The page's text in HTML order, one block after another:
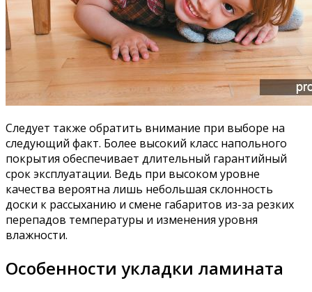
Следует также обратить внимание при выборе на
следующий факт. Более высокий класс напольного
покрытия обеспечивает длительный гарантийный
срок эксплуатации. Ведь при высоком уровне
качества вероятна лишь небольшая склонность
доски к рассыханию и смене габаритов из-за резких
перепадов температуры и изменения уровня
влажности.
Особенности укладки ламината